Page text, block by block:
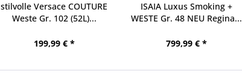
stilvolle Versace COUTURE
Weste Gr. 102 (52L)...
199,99 € *
ISAIA Luxus Smoking +
WESTE Gr. 48 NEU Regina...
799,99 € *